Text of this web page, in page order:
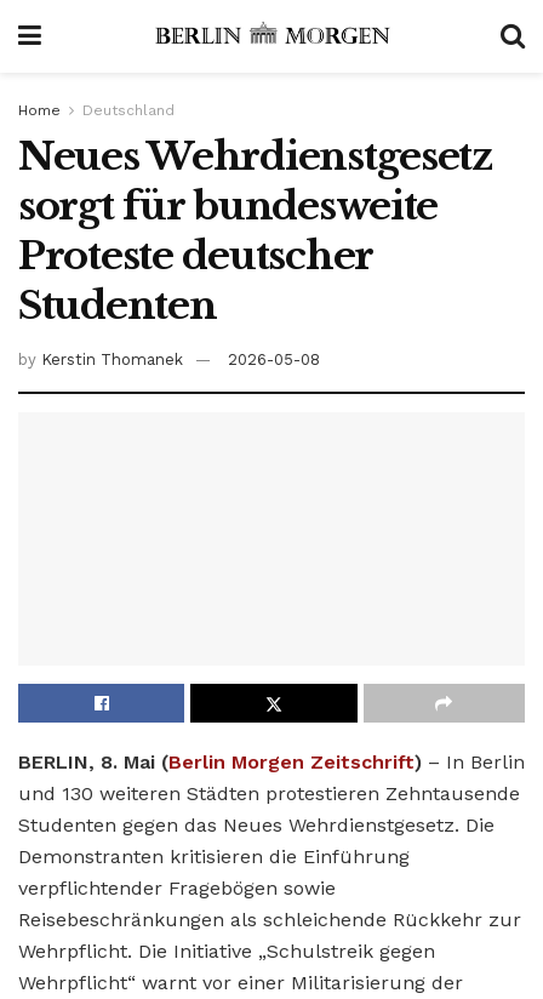
Home Deutschland
Neues Wehrdienstgesetz
sorgt für bundesweite
Proteste deutscher
Studenten
by Kerstin Thomanek 2026-05-08
BERLIN, 8. Mai (Berlin Morgen Zeitschrift) – In Berlin
und 130 weiteren Städten protestieren Zehntausende
Studenten gegen das Neues Wehrdienstgesetz. Die
Demonstranten kritisieren die Einführung
verpflichtender Fragebögen sowie
Reisebeschränkungen als schleichende Rückkehr zur
Wehrpflicht. Die Initiative „Schulstreik gegen
Wehrpflicht“ warnt vor einer Militarisierung der